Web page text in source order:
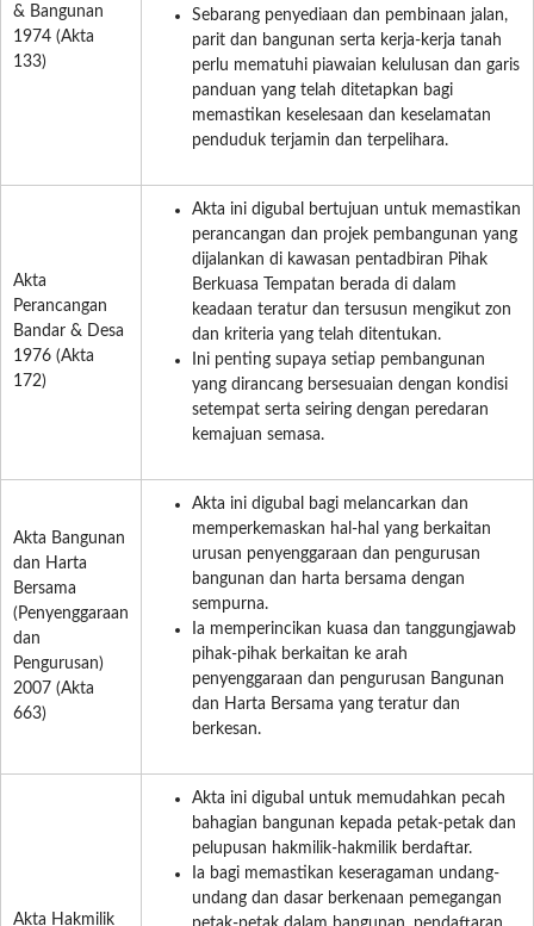
& Bangunan
1974 (Akta
133)
Sebarang penyediaan dan pembinaan jalan,
parit dan bangunan serta kerja-kerja tanah
perlu mematuhi piawaian kelulusan dan garis
panduan yang telah ditetapkan bagi
memastikan keselesaan dan keselamatan
penduduk terjamin dan terpelihara.
Akta
Perancangan
Bandar & Desa
1976 (Akta
172)
Akta ini digubal bertujuan untuk memastikan
perancangan dan projek pembangunan yang
dijalankan di kawasan pentadbiran Pihak
Berkuasa Tempatan berada di dalam
keadaan teratur dan tersusun mengikut zon
dan kriteria yang telah ditentukan.
Ini penting supaya setiap pembangunan
yang dirancang bersesuaian dengan kondisi
setempat serta seiring dengan peredaran
kemajuan semasa.
Akta Bangunan
dan Harta
Bersama
(Penyenggaraan
dan
Pengurusan)
2007 (Akta
663)
Akta ini digubal bagi melancarkan dan
memperkemaskan hal-hal yang berkaitan
urusan penyenggaraan dan pengurusan
bangunan dan harta bersama dengan
sempurna.
Ia memperincikan kuasa dan tanggungjawab
pihak-pihak berkaitan ke arah
penyenggaraan dan pengurusan Bangunan
dan Harta Bersama yang teratur dan
berkesan.
Akta Hakmilik
Akta ini digubal untuk memudahkan pecah
bahagian bangunan kepada petak-petak dan
pelupusan hakmilik-hakmilik berdaftar.
Ia bagi memastikan keseragaman undang-
undang dan dasar berkenaan pemegangan